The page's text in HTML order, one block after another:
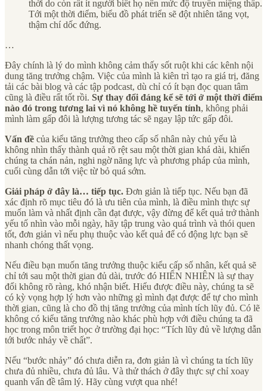
thời do còn rất ít người biết họ nên mức độ truyền miệng thấp.
Tới một thời điểm, biểu đồ phát triển sẽ đột nhiên tăng vọt,
thậm chí dốc đứng.
…
Đây chính là lý do mình không cảm thấy sốt ruột khi các kênh nội
dung tăng trưởng chậm. Việc của mình là kiên trì tạo ra giá trị, đăng
tải các bài blog và các tập podcast, dù chỉ có ít bạn đọc quan tâm
cũng là điều rất tốt rồi. Sự thay đổi đáng kể sẽ tới ở một thời điểm
nào đó trong tương lai vì nó không hề tuyến tính, không phải
mình làm gấp đôi là lượng tương tác sẽ ngay lập tức gấp đôi.
Vấn đề của kiểu tăng trưởng theo cấp số nhân này chủ yếu là
không nhìn thấy thành quả rõ rệt sau một thời gian khá dài, khiến
chúng ta chán nản, nghi ngờ năng lực và phương pháp của mình,
cuối cùng dẫn tới việc từ bỏ quá sớm.
Giải pháp ở đây là… tiếp tục. Đơn giản là tiếp tục. Nếu bạn đã
xác định rõ mục tiêu đó là ưu tiên của mình, là điều mình thực sự
muốn làm và nhất định cần đạt được, vậy đừng để kết quả trở thành
yếu tố nhìn vào mỗi ngày, hãy tập trung vào quá trình và thói quen
tốt, đơn giản vì nếu phụ thuộc vào kết quả để có động lực bạn sẽ
nhanh chóng thất vọng.
Nếu điều bạn muốn tăng trưởng thuộc kiểu cấp số nhân, kết quả sẽ
chỉ tới sau một thời gian đủ dài, trước đó HIỂN NHIÊN là sự thay
đổi không rõ ràng, khó nhận biết. Hiểu được điều này, chúng ta sẽ
có kỳ vọng hợp lý hơn vào những gì mình đạt được để tự cho mình
thời gian, cũng là cho đồ thị tăng trưởng của mình tích lũy đủ. Có lẽ
không có kiểu tăng trưởng nào khác phù hợp với điều chúng ta đã
học trong môn triết học ở trường đại học: “Tích lũy đủ về lượng dẫn
tới bước nhảy về chất”.
Nếu “bước nhảy” đó chưa diễn ra, đơn giản là vì chúng ta tích lũy
chưa đủ nhiều, chưa đủ lâu. Và thử thách ở đây thực sự chỉ xoay
quanh vấn đề tâm lý. Hãy cùng vượt qua nhé!